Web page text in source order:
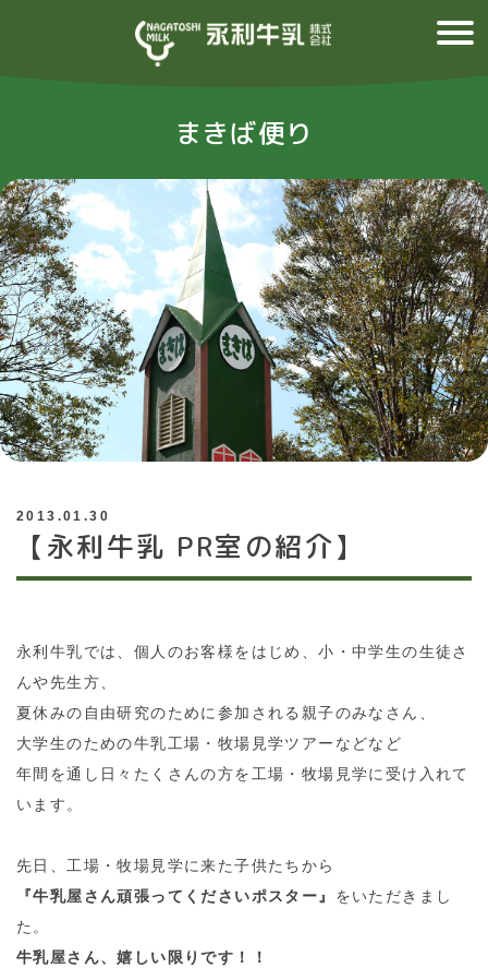
まきば便り
2013.01.30
【永利牛乳 PR室の紹介】
永利牛乳では、個人のお客様をはじめ、小・中学生の生徒さ
んや先生方、
夏休みの自由研究のために参加される親子のみなさん、
大学生のための牛乳工場・牧場見学ツアーなどなど
年間を通し日々たくさんの方を工場・牧場見学に受け入れて
います。
先日、工場・牧場見学に来た子供たちから
『牛乳屋さん頑張ってくださいポスター』 をいただきまし
た。
牛乳屋さん、嬉しい限りです！！